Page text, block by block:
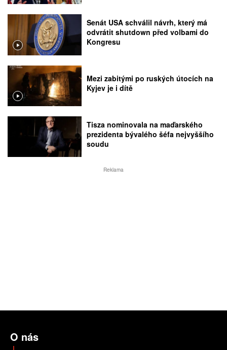
Senát USA schválil návrh, který má
odvrátit shutdown před volbami do
Kongresu
Mezi zabitými po ruských útocích na
Kyjev je i dítě
Tisza nominovala na maďarského
prezidenta bývalého šéfa nejvyššího
soudu
Reklama
O nás